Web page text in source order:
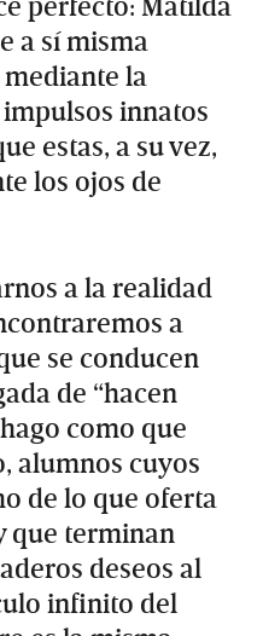
perfecto: Matilda
a sí misma
la
innatos
estas, a su vez,
los ojos de
a la realidad
a
se conducen
de “hacen
como que
alumnos cuyos
de lo que oferta
que terminan
deseos al
infinito del